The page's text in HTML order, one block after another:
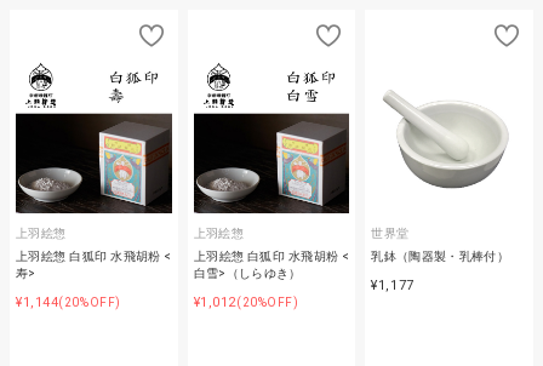
上羽絵惣
上羽絵惣 白狐印 水飛胡粉 <
寿>
¥1,144(20%OFF)
上羽絵惣
上羽絵惣 白狐印 水飛胡粉 <
白雪>（しらゆき）
¥1,012(20%OFF)
世界堂
乳鉢（陶器製・乳棒付）
¥1,177